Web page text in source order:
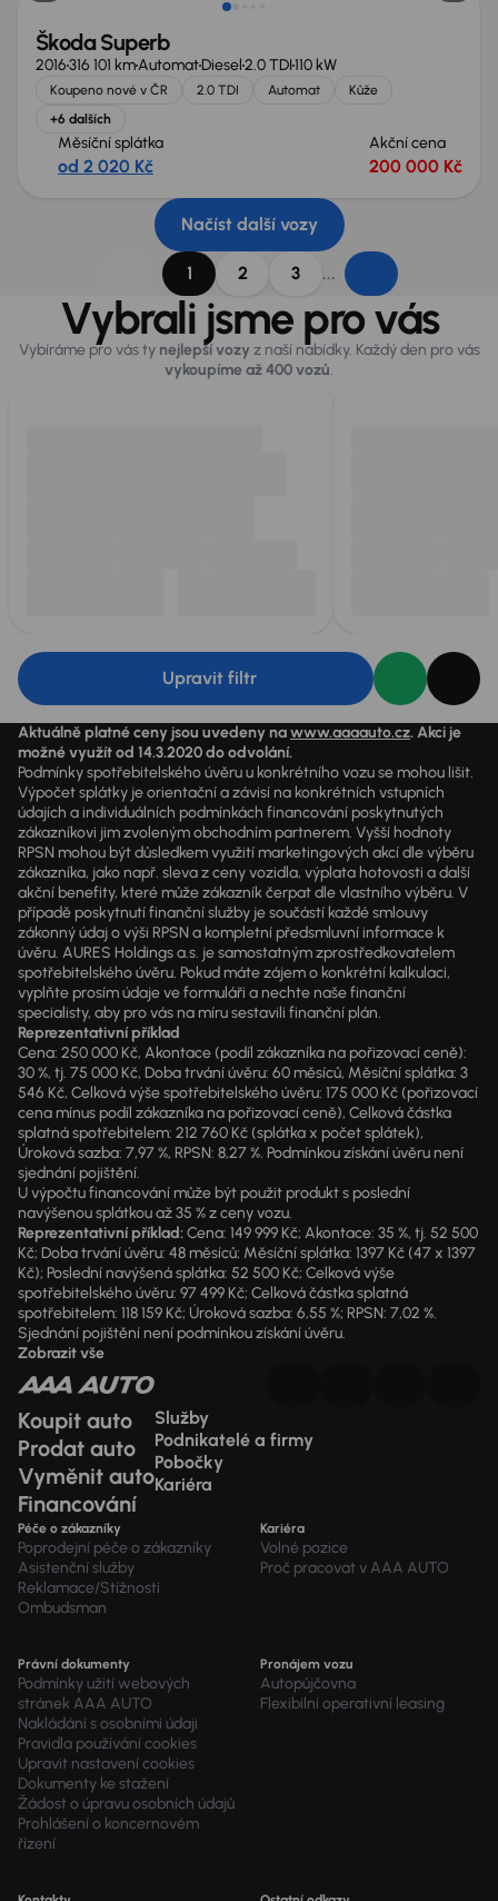
Škoda Superb
2016316 101 kmAutomatDiesel2.0 TDI110 kW
Koupeno nové v ČR 2.0 TDI Automat
Kůže
+6 dalších
Měsíční splátka
od 2 020 Kč
Akční cena
200 000 Kč
Načíst další vozy
1 2 3 ...
Vybrali jsme pro vás
Vybíráme pro vás ty nejlepší vozy z naší nabídky. Každý den pro vás
vykoupíme až 400 vozů.
Upravit filtr
Aktuálně platné ceny jsou uvedeny nawww.aaaauto.cz. Akci je
možné využít od 14.3.2020 do odvolání.
Podmínky spotřebitelského úvěru u konkrétního vozu se mohou lišit.
Výpočet splátky je orientační a závisí na konkrétních vstupních
údajích a individuálních podmínkách financování poskytnutých
zákazníkovi jim zvoleným obchodním partnerem. Vyšší hodnoty
RPSN mohou být důsledkem využití marketingových akcí dle výběru
zákazníka, jako např. sleva z ceny vozidla, výplata hotovosti a další
akční benefity, které může zákazník čerpat dle vlastního výběru. V
případě poskytnutí finanční služby je součástí každé smlouvy
zákonný údaj o výši RPSN a kompletní předsmluvní informace k
úvěru. AURES Holdings a.s. je samostatným zprostředkovatelem
spotřebitelského úvěru. Pokud máte zájem o konkrétní kalkulaci,
vyplňte prosím údaje ve formuláři a nechte naše finanční
specialisty, aby pro vás na míru sestavili finanční plán.
Reprezentativní příklad
Cena: 250 000 Kč, Akontace (podíl zákazníka na pořizovací ceně):
30 %, tj. 75 000 Kč, Doba trvání úvěru: 60 měsíců, Měsíční splátka: 3
546 Kč, Celková výše spotřebitelského úvěru: 175 000 Kč (pořizovací
cena mínus podíl zákazníka na pořizovací ceně), Celková částka
splatná spotřebitelem: 212 760 Kč (splátka x počet splátek),
Úroková sazba: 7,97 %, RPSN: 8,27 %. Podmínkou získání úvěru není
sjednání pojištění.
U výpočtu financování může být použit produkt s poslední
navýšenou splátkou až 35 % z ceny vozu.
Reprezentativní příklad:Cena: 149 999 Kč; Akontace: 35 %, tj. 52 500
Kč; Doba trvání úvěru: 48 měsíců; Měsíční splátka: 1397 Kč (47 x 1397
Kč); Poslední navýšená splátka: 52 500 Kč; Celková výše
spotřebitelského úvěru: 97 499 Kč; Celková částka splatná
spotřebitelem: 118 159 Kč; Úroková sazba: 6,55 %; RPSN: 7,02 %.
Sjednání pojištění není podmínkou získání úvěru.
Zobrazit vše
Koupit auto
Prodat auto
Vyměnit auto
Financování
Služby
Podnikatelé a firmy
Pobočky
Kariéra
Péče o zákazníky
Poprodejní péče o zákazníky
Asistenční služby
Reklamace/Stížnosti
Ombudsman
Kariéra
Volné pozice
Proč pracovat v AAA AUTO
Právní dokumenty
Podmínky užití webových
stránek AAA AUTO
Nakládání s osobními údaji
Pravidla používání cookies
Upravit nastavení cookies
Dokumenty ke stažení
Žádost o úpravu osobních údajů
Prohlášení o koncernovém
řízení
Pronájem vozu
Autopůjčovna
Flexibilní operativní leasing